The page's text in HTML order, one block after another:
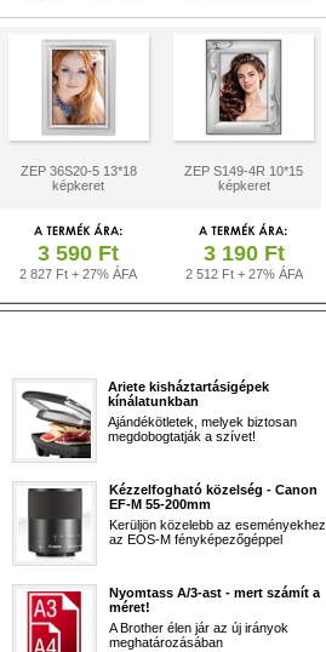
ZEP 36S20-5 13*18
képkeret
ZEP S149-4R 10*15
képkeret
3 590 Ft
2 827 Ft + 27% ÁFA
3 190 Ft
2 512 Ft + 27% ÁFA
Ariete kisháztartásigépek
kínálatunkban
Ajándékötletek, melyek biztosan
megdobogtatják a szívet!
Kézzelfogható közelség - Canon
EF-M 55-200mm
Kerüljön közelebb az eseményekhez
az EOS-M fényképezőgéppel
Nyomtass A/3-ast - mert számít a
méret!
A Brother élen jár az új irányok
meghatározásában